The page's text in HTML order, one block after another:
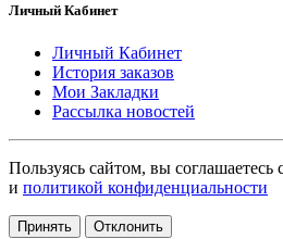
Личный Кабинет
Личный Кабинет
История заказов
Мои Закладки
Рассылка новостей
Пользуясь сайтом, вы соглашаетесь
и политикой конфиденциальности
Принять Отклонить